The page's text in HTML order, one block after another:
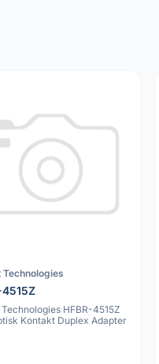
Technologies
4515Z
HFBR-4515Z
Kontakt Duplex Adapter